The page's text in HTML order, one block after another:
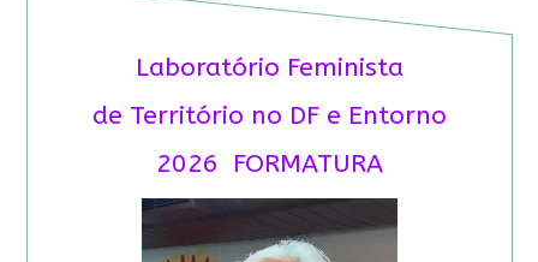
Laboratório Feminista
de Território no DF e Entorno
2026 FORMATURA